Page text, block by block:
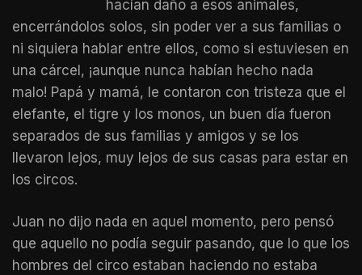
hacían daño a esos animales,
encerrándolos solos, sin poder ver a sus familias o
ni siquiera hablar entre ellos, como si estuviesen en
una cárcel, ¡aunque nunca habían hecho nada
malo! Papá y mamá, le contaron con tristeza que el
elefante, el tigre y los monos, un buen día fueron
separados de sus familias y amigos y se los
llevaron lejos, muy lejos de sus casas para estar en
los circos.
Juan no dijo nada en aquel momento, pero pensó
que aquello no podía seguir pasando, que lo que los
hombres del circo estaban haciendo no estaba